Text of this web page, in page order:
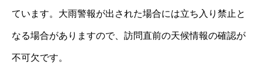
ています。大雨警報が出された場合には立ち入り禁止と
なる場合がありますので、訪問直前の天候情報の確認が
不可欠です。